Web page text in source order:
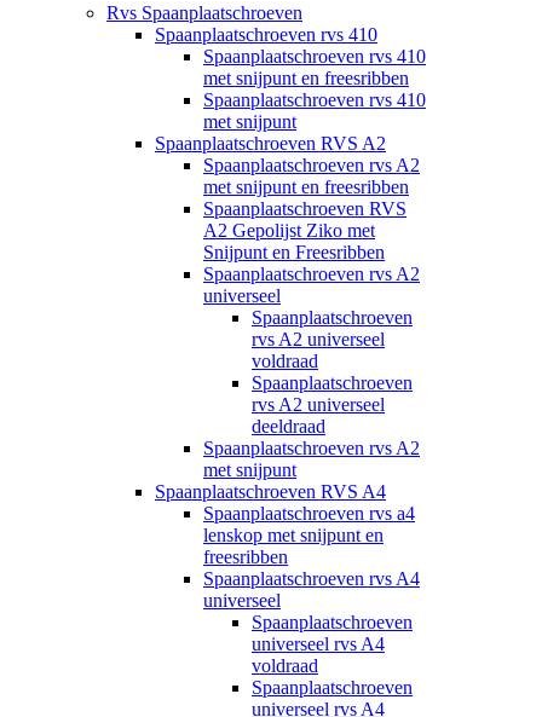
Rvs Spaanplaatschroeven
Spaanplaatschroeven rvs 410
Spaanplaatschroeven rvs 410
met snijpunt en freesribben
Spaanplaatschroeven rvs 410
met snijpunt
Spaanplaatschroeven RVS A2
Spaanplaatschroeven rvs A2
met snijpunt en freesribben
Spaanplaatschroeven RVS
A2 Gepolijst Ziko met
Snijpunt en Freesribben
Spaanplaatschroeven rvs A2
universeel
Spaanplaatschroeven
rvs A2 universeel
voldraad
Spaanplaatschroeven
rvs A2 universeel
deeldraad
Spaanplaatschroeven rvs A2
met snijpunt
Spaanplaatschroeven RVS A4
Spaanplaatschroeven rvs a4
lenskop met snijpunt en
freesribben
Spaanplaatschroeven rvs A4
universeel
Spaanplaatschroeven
universeel rvs A4
voldraad
Spaanplaatschroeven
universeel rvs A4